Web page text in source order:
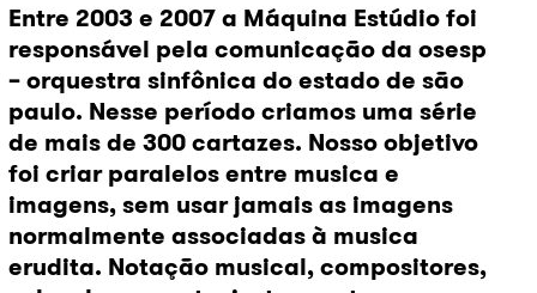
Entre 2003 e 2007 a Máquina Estúdio foi
responsável pela comunicação da osesp
– orquestra sinfônica do estado de são
paulo. Nesse período criamos uma série
de mais de 300 cartazes. Nosso objetivo
foi criar paralelos entre musica e
imagens, sem usar jamais as imagens
normalmente associadas à musica
erudita. Notação musical, compositores,